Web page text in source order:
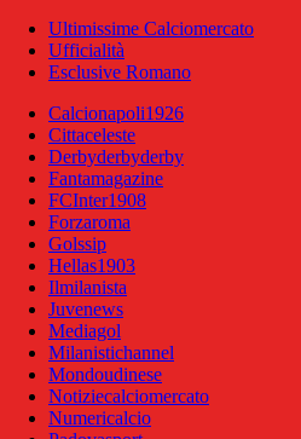
Ultimissime Calciomercato
Ufficialità
Esclusive Romano
Calcionapoli1926
Cittaceleste
Derbyderbyderby
Fantamagazine
FCInter1908
Forzaroma
Golssip
Hellas1903
Ilmilanista
Juvenews
Mediagol
Milanistichannel
Mondoudinese
Notiziecalciomercato
Numericalcio